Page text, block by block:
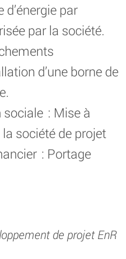
par
par la société.
d’une borne de
sociale : Mise à
société de projet
: Portage
de projet EnR